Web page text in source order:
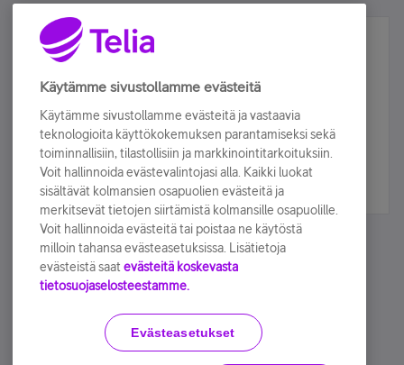
Älä jää paitsi – osallistu ja voita!
Tilaa Telian uutiskirje ja olet mukana arvonnassa.
sähköpostiisi.
Tilaa nyt
Käyttöehdot Accessibility statement
Käytämme sivustollamme evästeitä
Käytämme sivustollamme evästeitä ja vastaavia
teknologioita käyttökokemuksen parantamiseksi sekä
toiminnallisiin, tilastollisiin ja markkinointitarkoituksiin.
Voit hallinnoida evästevalintojasi alla. Kaikki luokat
sisältävät kolmansien osapuolien evästeitä ja
merkitsevät tietojen siirtämistä kolmansille osapuolille.
Voit hallinnoida evästeitä tai poistaa ne käytöstä
milloin tahansa evästeasetuksissa. Lisätietoja
evästeistä saat evästeitä koskevasta
tietosuojaselosteestamme.
Evästeasetukset